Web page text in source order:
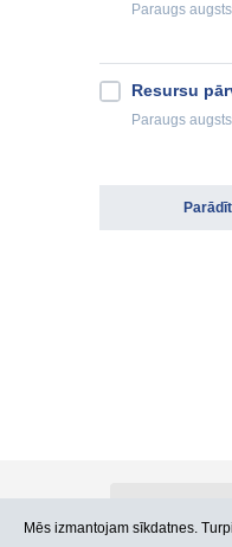
Paraugs
Resursu
Paraugs
Mēs izmantojam sīkdatnes.